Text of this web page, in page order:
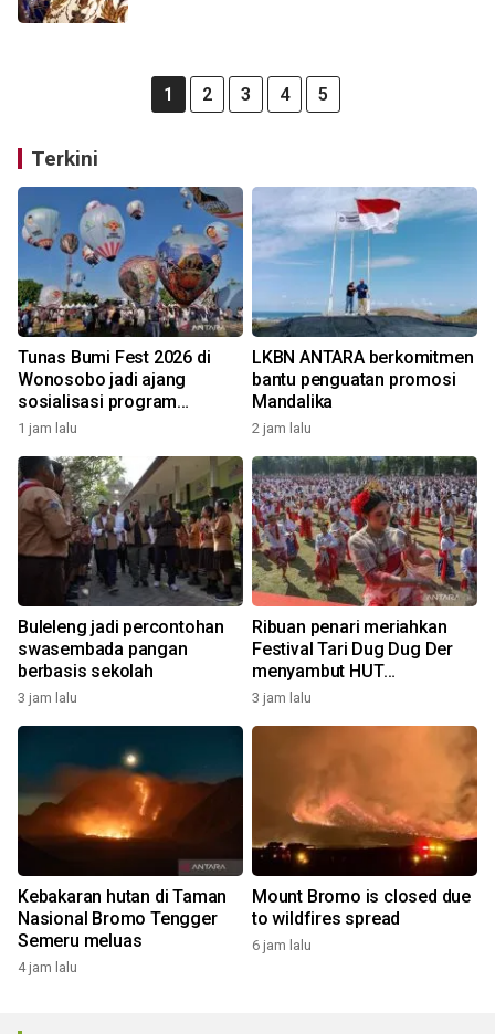
1 2 3 4 5
Terkini
Tunas Bumi Fest 2026 di
Wonosobo jadi ajang
sosialisasi program
pemerintah lewat balon
1 jam lalu
LKBN ANTARA berkomitmen
bantu penguatan promosi
Mandalika
2 jam lalu
Buleleng jadi percontohan
swasembada pangan
berbasis sekolah
3 jam lalu
Ribuan penari meriahkan
Festival Tari Dug Dug Der
menyambut HUT
Kemerdekaan
3 jam lalu
Kebakaran hutan di Taman
Nasional Bromo Tengger
Semeru meluas
4 jam lalu
Mount Bromo is closed due
to wildfires spread
6 jam lalu